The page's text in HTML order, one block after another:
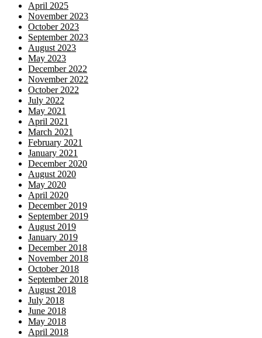
April 2025
November 2023
October 2023
September 2023
August 2023
May 2023
December 2022
November 2022
October 2022
July 2022
May 2021
April 2021
March 2021
February 2021
January 2021
December 2020
August 2020
May 2020
April 2020
December 2019
September 2019
August 2019
January 2019
December 2018
November 2018
October 2018
September 2018
August 2018
July 2018
June 2018
May 2018
April 2018